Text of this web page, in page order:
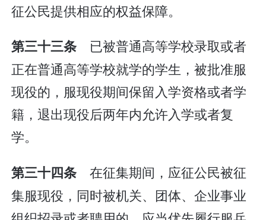
征公民提供相应的权益保障。
第三十三条 已被普通高等学校录取或者
正在普通高等学校就学的学生，被批准服
现役的，服现役期间保留入学资格或者学
籍，退出现役后两年内允许入学或者复
学。
第三十四条 在征集期间，应征公民被征
集服现役，同时被机关、团体、企业事业